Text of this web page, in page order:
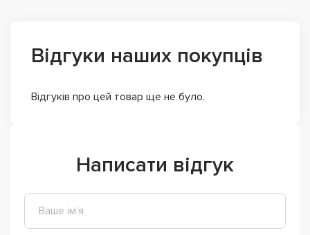
Відгуки наших покупців
Відгуків про цей товар ще не було.
Написати відгук